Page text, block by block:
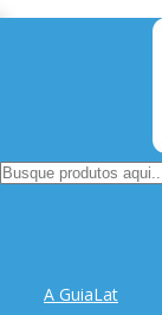
A GuiaLat